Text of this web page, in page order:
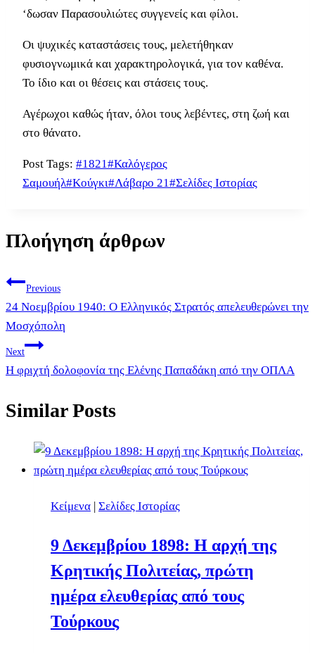
‘δωσαν Παρασουλιώτες συγγενείς και φίλοι.
Οι ψυχικές καταστάσεις τους, μελετήθηκαν
φυσιογνωμικά και χαρακτηρολογικά, για τον καθένα.
Το ίδιο και οι θέσεις και στάσεις τους.
Αγέρωχοι καθώς ήταν, όλοι τους λεβέντες, στη ζωή και
στο θάνατο.
Post Tags: #1821#Καλόγερος
Σαμουήλ#Κούγκι#Λάβαρο 21#Σελίδες Ιστορίας
Πλοήγηση άρθρων
Previous
24 Νοεμβρίου 1940: Ο Ελληνικός Στρατός απελευθερώνει την
Μοσχόπολη
Next
Η φριχτή δολοφονία της Ελένης Παπαδάκη από την ΟΠΛΑ
Similar Posts
Κείμενα Σελίδες Ιστορίας
9 Δεκεμβρίου 1898: Η αρχή της
Κρητικής Πολιτείας, πρώτη
ημέρα ελευθερίας από τους
Τούρκους